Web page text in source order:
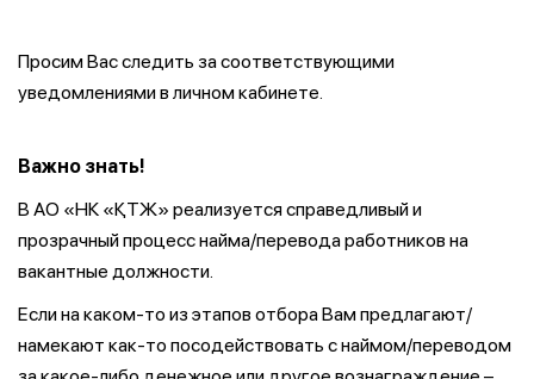
Просим Вас следить за соответствующими
уведомлениями в личном кабинете.
Важно знать!
В АО «НК «ҚТЖ» реализуется справедливый и
прозрачный процесс найма/перевода работников на
вакантные должности.
Если на каком-то из этапов отбора Вам предлагают/
намекают как-то посодействовать с наймом/переводом